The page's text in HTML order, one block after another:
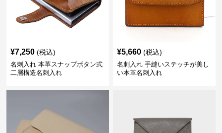
¥7,250 (税込)
名刺入れ 本革スナップボタン式
二層構造名刺入れ
¥5,660 (税込)
名刺入れ 手縫いステッチが美し
い本革名刺入れ